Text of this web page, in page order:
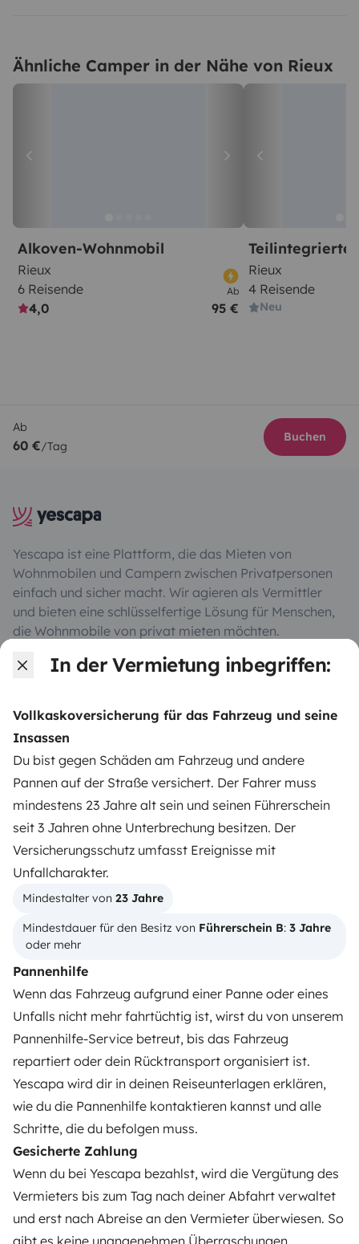
In der Vermietung inbegriffen:
Vollkaskoversicherung für das Fahrzeug und seine
Insassen
Du bist gegen Schäden am Fahrzeug und andere
Pannen auf der Straße versichert. Der Fahrer muss
mindestens 23 Jahre alt sein und seinen Führerschein
seit 3 Jahren ohne Unterbrechung besitzen. Der
Versicherungsschutz umfasst Ereignisse mit
Unfallcharakter.
Mindestalter von 23 Jahre
Mindestdauer für den Besitz von Führerschein B: 3 Jahre
oder mehr
Pannenhilfe
Wenn das Fahrzeug aufgrund einer Panne oder eines
Unfalls nicht mehr fahrtüchtig ist, wirst du von unserem
Pannenhilfe-Service betreut, bis das Fahrzeug
repartiert oder dein Rücktransport organisiert ist.
Yescapa wird dir in deinen Reiseunterlagen erklären,
wie du die Pannenhilfe kontaktieren kannst und alle
Schritte, die du befolgen muss.
Gesicherte Zahlung
Wenn du bei Yescapa bezahlst, wird die Vergütung des
Vermieters bis zum Tag nach deiner Abfahrt verwaltet
und erst nach Abreise an den Vermieter überwiesen. So
gibt es keine unangenehmen Überraschungen.
Ähnliche Camper in der Nähe von Rieux
Alkoven-Wohnmobil
Rieux
6 Reisende
4,0
Ab
95 €
Rieux
4 Reisende
Neu
Ab
60 €/Tag
Buchen
Yescapa ist eine Plattform, die das Mieten von
Wohnmobilen und Campern zwischen Privatpersonen
einfach und sicher macht. Wir agieren als Vermittler
und bieten eine schlüsselfertige Lösung für Menschen,
die Wohnmobile von privat mieten möchten.
Note 4.55/5 von 208 Kundenbewertungen auf Trusted
Instagram
X
WOHNMOBIL MIETEN
Wie funktionierts?
Wohnmobil mieten
Deine ersten Schritte mit dem Wohnmobil
Die Bewertungen unserer User
Hilfe für Mieter
VERMIETER
Wohnmobil vermieten
Mietvertrag
Mietversicherung
Mietpannenhilfe
Hilfe für Vermieter